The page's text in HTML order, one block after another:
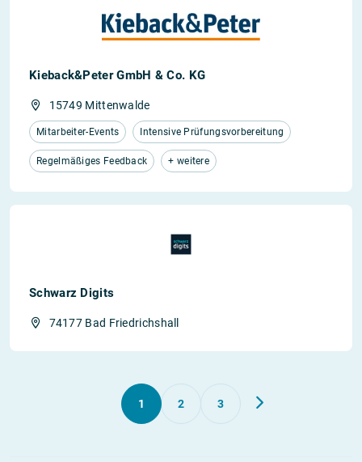
Kieback&Peter GmbH & Co. KG
15749 Mittenwalde
Mitarbeiter-Events Intensive Prüfungsvorbereitung
Regelmäßiges Feedback + weitere
Schwarz Digits
74177 Bad Friedrichshall
1 2 3